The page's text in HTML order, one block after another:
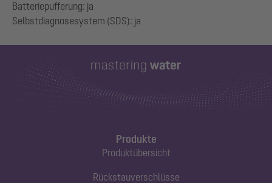
Batteriepufferung: ja
Produkte
Produktübersicht
Rückstauverschlüsse